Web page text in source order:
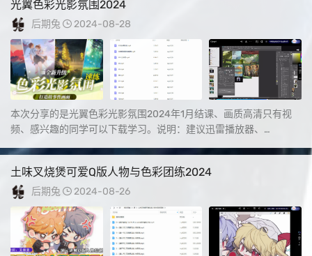
光翼色彩光影氛围2024
后期兔 2024-08-28
本次分享的是光翼色彩光影氛围2024年1月结课、画质高清只有视
频、感兴趣的同学可以下载学习。说明：建议迅雷播放器、
土味叉烧煲可爱Q版人物与色彩团练2024
后期兔 2024-08-26